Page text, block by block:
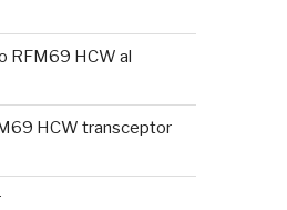
RFM69 HCW al
HCW transceptor